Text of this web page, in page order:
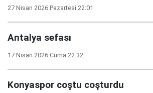
27 Nisan 2026 Pazartesi 22:01
Antalya sefası
17 Nisan 2026 Cuma 22:32
Konyaspor coştu coşturdu